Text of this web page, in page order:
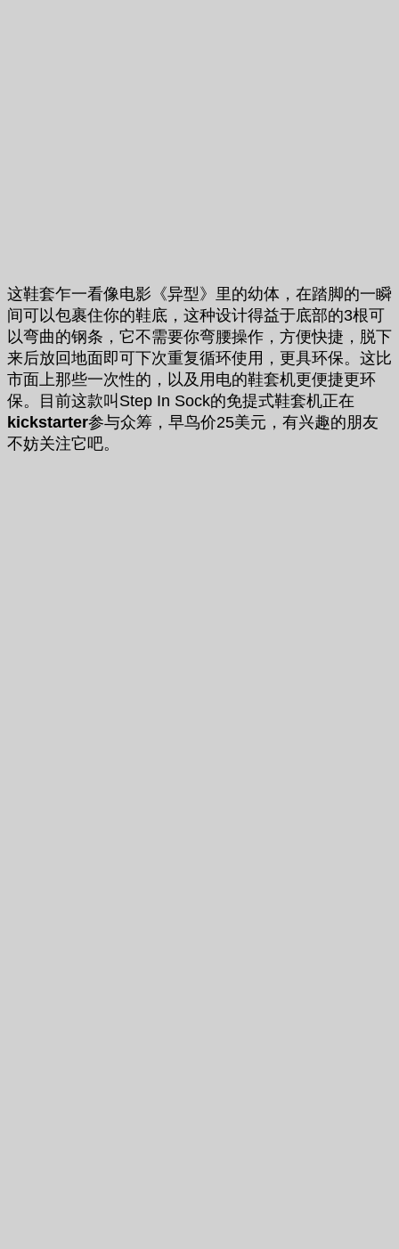
这鞋套乍一看像电影《异型》里的幼体，在踏脚的一瞬
间可以包裹住你的鞋底，这种设计得益于底部的3根可
以弯曲的钢条，它不需要你弯腰操作，方便快捷，脱下
来后放回地面即可下次重复循环使用，更具环保。这比
市面上那些一次性的，以及用电的鞋套机更便捷更环
保。目前这款叫Step In Sock的免提式鞋套机正在
kickstarter参与众筹，早鸟价25美元，有兴趣的朋友
不妨关注它吧。